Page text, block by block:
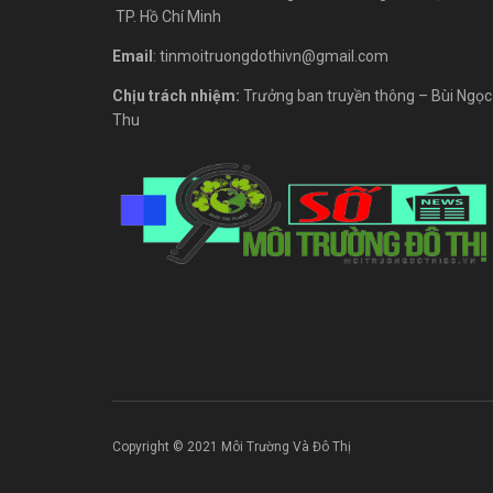
TP. Hồ Chí Minh
Email : tinmoitruongdothivn@gmail.com
Chịu trách nhiệm: Trưởng ban truyền thông – Bùi Ngọc
Thu
Copyright © 2021 Môi Trường Và Đô Thị